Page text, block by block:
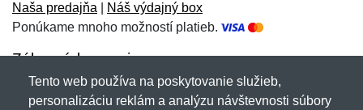
E-mail:
Správa*
Správa*
Naša predajňa
Náš výdajný box
Ponúkame mnoho možností platieb.
Zákaznícky servis
Novinky emailom
Tento web používa na poskytovanie služieb,
personalizáciu reklám a analýzu návštevnosti súbory